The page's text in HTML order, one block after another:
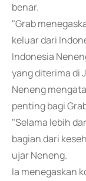
benar.
"Grab
keluar dari
Indonesia
yang diterima di
Neneng
penting bagi
"Selama lebih
bagian dari
ujar Neneng.
Ia menegaskan